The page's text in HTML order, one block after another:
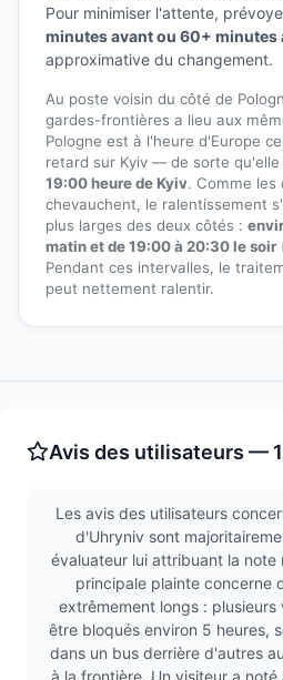
Pour minimiser l'attente,
minutes avant ou 60+ minutes
approximative du changement.
Au poste voisin du côté de
gardes-frontières a lieu aux
Pologne est à l'heure d'Europe
retard sur Kyiv — de sorte qu'elle
19:00 heure de Kyiv. Comme les
chevauchent, le ralentissement
plus larges des deux côtés :
matin et de 19:00 à 20:30 le soir
Pendant ces intervalles, le
peut nettement ralentir.
Avis des utilisateurs —
Les avis des utilisateurs
d'Uhryniv sont
évaluateur lui attribuant la note
principale plainte concerne
extrêmement longs :
être bloqués environ 5 heures,
dans un bus derrière d'autres
à la frontière. Un visiteur a